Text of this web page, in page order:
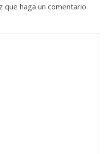
que haga un comentario.